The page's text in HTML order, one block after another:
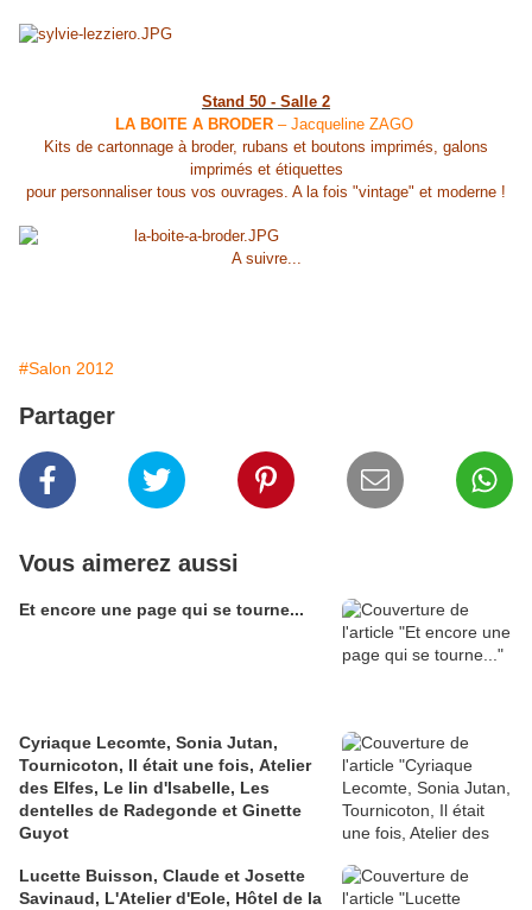
Stand 50 - Salle 2
LA BOITE A BRODER – Jacqueline ZAGO
Kits de cartonnage à broder, rubans et boutons imprimés, galons
imprimés et étiquettes
pour personnaliser tous vos ouvrages. A la fois "vintage" et moderne !
A suivre...
#Salon 2012
Partager
Vous aimerez aussi
Et encore une page qui se tourne...
Cyriaque Lecomte, Sonia Jutan,
Tournicoton, Il était une fois, Atelier
des Elfes, Le lin d'Isabelle, Les
dentelles de Radegonde et Ginette
Guyot
Lucette Buisson, Claude et Josette
Savinaud, L'Atelier d'Eole, Hôtel de la